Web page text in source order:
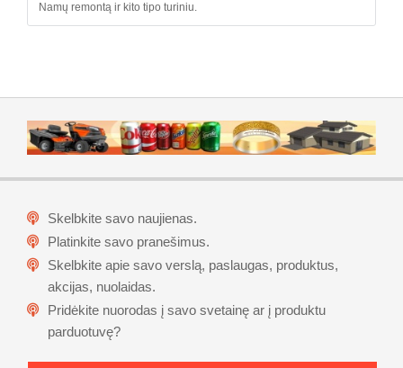
Namų remontą ir kito tipo turiniu.
Skelbkite savo naujienas.
Platinkite savo pranešimus.
Skelbkite apie savo verslą, paslaugas, produktus,
akcijas, nuolaidas.
Pridėkite nuorodas į savo svetainę ar į produktu
parduotuvę?